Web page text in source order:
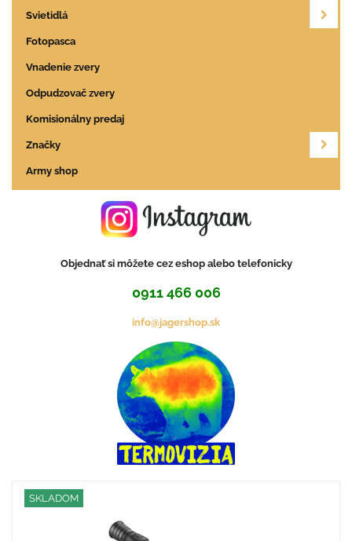
Svietidlá
Fotopasca
Vnadenie zvery
Odpudzovač zvery
Komisionálny predaj
Značky
Army shop
Objednať si môžete cez eshop alebo telefonicky
0911 466 006
info@jagershop.sk
SKLADOM